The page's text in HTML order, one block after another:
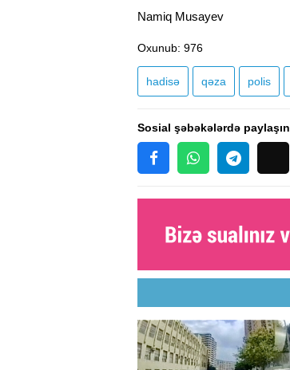
Namiq Musayev
Oxunub: 976
hadisə qəza polis
Sosial şəbəkələrdə paylaşın